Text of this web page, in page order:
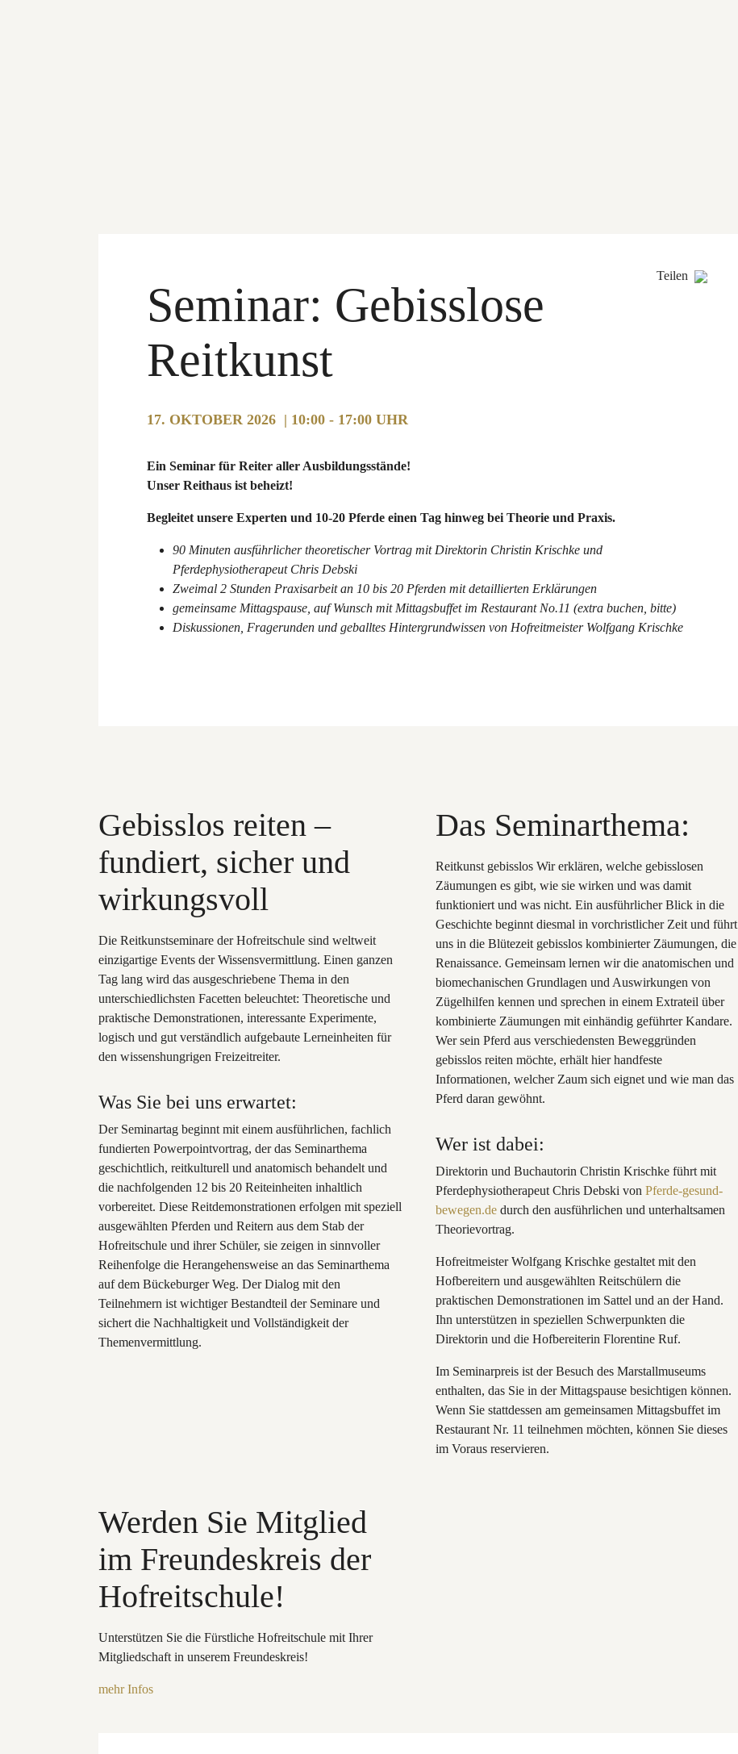
Teilen
Seminar: Gebisslose
Reitkunst
17. OKTOBER 2026 | 10:00 - 17:00 UHR
Ein Seminar für Reiter aller Ausbildungsstände!
Unser Reithaus ist beheizt!
Begleitet unsere Experten und 10-20 Pferde einen Tag hinweg bei Theorie und Praxis.
90 Minuten ausführlicher theoretischer Vortrag mit Direktorin Christin Krischke und
Pferdephysiotherapeut Chris Debski
Zweimal 2 Stunden Praxisarbeit an 10 bis 20 Pferden mit detaillierten Erklärungen
gemeinsame Mittagspause, auf Wunsch mit Mittagsbuffet im Restaurant No.11 (extra buchen, bitte)
Diskussionen, Fragerunden und geballtes Hintergrundwissen von Hofreitmeister Wolfgang Krischke
Gebisslos reiten –
fundiert, sicher und
wirkungsvoll
Die Reitkunstseminare der Hofreitschule sind weltweit
einzigartige Events der Wissensvermittlung. Einen ganzen
Tag lang wird das ausgeschriebene Thema in den
unterschiedlichsten Facetten beleuchtet: Theoretische und
praktische Demonstrationen, interessante Experimente,
logisch und gut verständlich aufgebaute Lerneinheiten für
den wissenshungrigen Freizeitreiter.
Was Sie bei uns erwartet:
Der Seminartag beginnt mit einem ausführlichen, fachlich
fundierten Powerpointvortrag, der das Seminarthema
geschichtlich, reitkulturell und anatomisch behandelt und
die nachfolgenden 12 bis 20 Reiteinheiten inhaltlich
vorbereitet. Diese Reitdemonstrationen erfolgen mit speziell
ausgewählten Pferden und Reitern aus dem Stab der
Hofreitschule und ihrer Schüler, sie zeigen in sinnvoller
Reihenfolge die Herangehensweise an das Seminarthema
auf dem Bückeburger Weg. Der Dialog mit den
Teilnehmern ist wichtiger Bestandteil der Seminare und
sichert die Nachhaltigkeit und Vollständigkeit der
Themenvermittlung.
Das Seminarthema:
Reitkunst gebisslos Wir erklären, welche gebisslosen
Zäumungen es gibt, wie sie wirken und was damit
funktioniert und was nicht. Ein ausführlicher Blick in die
Geschichte beginnt diesmal in vorchristlicher Zeit und führt
uns in die Blütezeit gebisslos kombinierter Zäumungen, die
Renaissance. Gemeinsam lernen wir die anatomischen und
biomechanischen Grundlagen und Auswirkungen von
Zügelhilfen kennen und sprechen in einem Extrateil über
kombinierte Zäumungen mit einhändig geführter Kandare.
Wer sein Pferd aus verschiedensten Beweggründen
gebisslos reiten möchte, erhält hier handfeste
Informationen, welcher Zaum sich eignet und wie man das
Pferd daran gewöhnt.
Wer ist dabei:
Direktorin und Buchautorin Christin Krischke führt mit
Pferdephysiotherapeut Chris Debski von Pferde-gesund-
bewegen.dedurch den ausführlichen und unterhaltsamen
Theorievortrag.
Hofreitmeister Wolfgang Krischke gestaltet mit den
Hofbereitern und ausgewählten Reitschülern die
praktischen Demonstrationen im Sattel und an der Hand.
Ihn unterstützen in speziellen Schwerpunkten die
Direktorin und die Hofbereiterin Florentine Ruf.
Im Seminarpreis ist der Besuch des Marstallmuseums
enthalten, das Sie in der Mittagspause besichtigen können.
Wenn Sie stattdessen am gemeinsamen Mittagsbuffet im
Restaurant Nr. 11 teilnehmen möchten, können Sie dieses
im Voraus reservieren.
Werden Sie Mitglied
im Freundeskreis der
Hofreitschule!
Unterstützen Sie die Fürstliche Hofreitschule mit Ihrer
Mitgliedschaft in unserem Freundeskreis!
mehr Infos